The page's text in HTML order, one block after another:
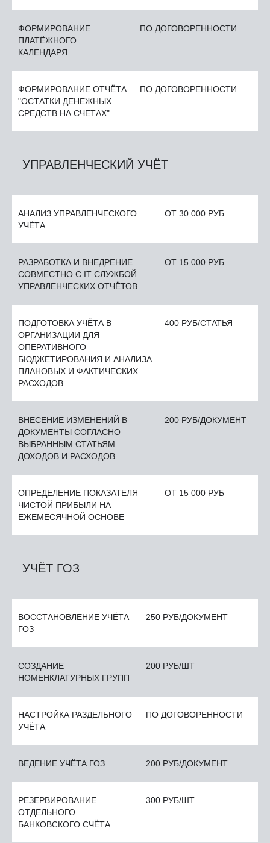
ФОРМИРОВАНИЕ
ПЛАТЁЖНОГО
КАЛЕНДАРЯ
ПО ДОГОВОРЕННОСТИ
ФОРМИРОВАНИЕ ОТЧЁТА
"ОСТАТКИ ДЕНЕЖНЫХ
СРЕДСТВ НА СЧЕТАХ"
ПО ДОГОВОРЕННОСТИ
УПРАВЛЕНЧЕСКИЙ УЧЁТ
АНАЛИЗ УПРАВЛЕНЧЕСКОГО
УЧЁТА
ОТ 30 000 РУБ
РАЗРАБОТКА И ВНЕДРЕНИЕ
СОВМЕСТНО С IT СЛУЖБОЙ
УПРАВЛЕНЧЕСКИХ ОТЧЁТОВ
ОТ 15 000 РУБ
ПОДГОТОВКА УЧЁТА В
ОРГАНИЗАЦИИ ДЛЯ
ОПЕРАТИВНОГО
БЮДЖЕТИРОВАНИЯ И АНАЛИЗА
ПЛАНОВЫХ И ФАКТИЧЕСКИХ
РАСХОДОВ
400 РУБ/СТАТЬЯ
ВНЕСЕНИЕ ИЗМЕНЕНИЙ В
ДОКУМЕНТЫ СОГЛАСНО
ВЫБРАННЫМ СТАТЬЯМ
ДОХОДОВ И РАСХОДОВ
200 РУБ/ДОКУМЕНТ
ОПРЕДЕЛЕНИЕ ПОКАЗАТЕЛЯ
ЧИСТОЙ ПРИБЫЛИ НА
ЕЖЕМЕСЯЧНОЙ ОСНОВЕ
ОТ 15 000 РУБ
УЧЁТ ГОЗ
ВОССТАНОВЛЕНИЕ УЧЁТА
ГОЗ
250 РУБ/ДОКУМЕНТ
СОЗДАНИЕ
НОМЕНКЛАТУРНЫХ ГРУПП
200 РУБ/ШТ
НАСТРОЙКА РАЗДЕЛЬНОГО
УЧЁТА
ПО ДОГОВОРЕННОСТИ
ВЕДЕНИЕ УЧЁТА ГОЗ 200 РУБ/ДОКУМЕНТ
РЕЗЕРВИРОВАНИЕ
ОТДЕЛЬНОГО
БАНКОВСКОГО СЧЁТА
300 РУБ/ШТ